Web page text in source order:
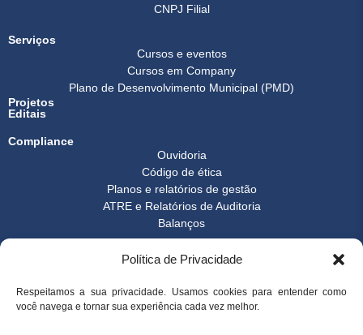
Política de Privacidade
Respeitamos a sua privacidade. Usamos cookies para entender como
você navega e tornar sua experiência cada vez melhor.
CNPJ Filial
Serviços
Cursos e eventos
Cursos em Company
Plano de Desenvolvimento Municipal (PMD)
Projetos
Editais
Compliance
Ouvidoria
Código de ética
Planos e relatórios de gestão
ATRE e Relatórios de Auditoria
Balanços
Boletim FEST
Notícias Gerais